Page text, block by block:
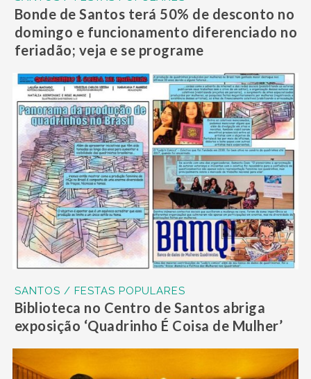
Bonde de Santos terá 50% de desconto no
domingo e funcionamento diferenciado no
feriadão; veja e se programe
SANTOS / FESTAS POPULARES
Biblioteca no Centro de Santos abriga
exposição ‘Quadrinho É Coisa de Mulher’